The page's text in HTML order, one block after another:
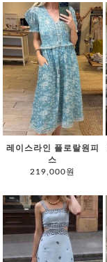
레이스라인 플로랄원피
스
219,000원